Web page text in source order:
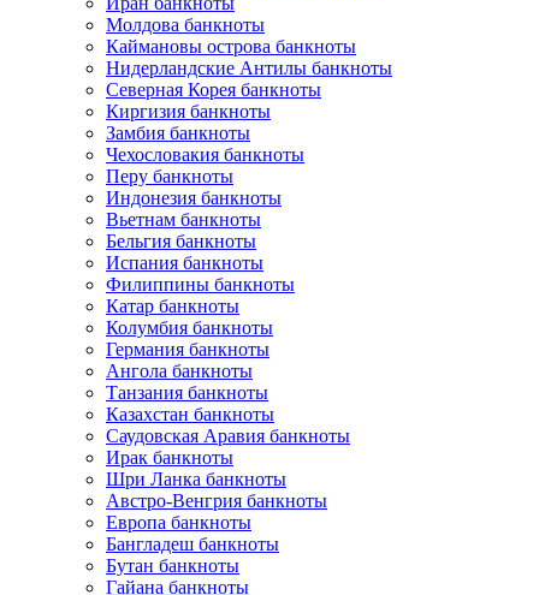
Молдова банкноты
Каймановы острова банкноты
Нидерландские Антилы банкноты
Северная Корея банкноты
Киргизия банкноты
Замбия банкноты
Чехословакия банкноты
Перу банкноты
Индонезия банкноты
Вьетнам банкноты
Бельгия банкноты
Испания банкноты
Филиппины банкноты
Катар банкноты
Колумбия банкноты
Германия банкноты
Ангола банкноты
Танзания банкноты
Казахстан банкноты
Саудовская Аравия банкноты
Ирак банкноты
Шри Ланка банкноты
Австро-Венгрия банкноты
Европа банкноты
Бангладеш банкноты
Бутан банкноты
Гайана банкноты